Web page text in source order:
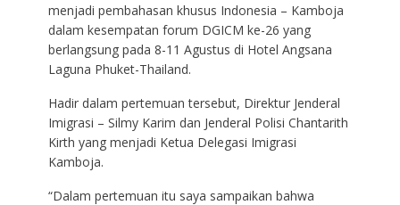
menjadi pembahasan khusus Indonesia – Kamboja
dalam kesempatan forum DGICM ke-26 yang
berlangsung pada 8-11 Agustus di Hotel Angsana
Laguna Phuket-Thailand.
Hadir dalam pertemuan tersebut, Direktur Jenderal
Imigrasi – Silmy Karim dan Jenderal Polisi Chantarith
Kirth yang menjadi Ketua Delegasi Imigrasi
Kamboja.
“Dalam pertemuan itu saya sampaikan bahwa